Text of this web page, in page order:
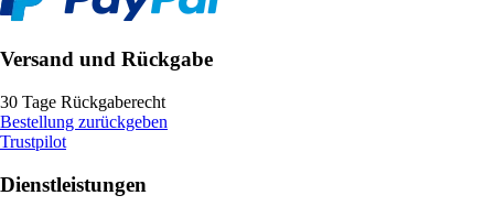
Versand und Rückgabe
30 Tage Rückgaberecht
Bestellung zurückgeben
Trustpilot
Dienstleistungen